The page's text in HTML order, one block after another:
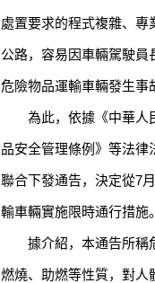
處置要求的程式複雜、
公路，容易因車輛駕駛
危險物品運輸車輛發生事
為此，依據《中華人民
品安全管理條例》等法
聯合下發通告，決定從7
輸車輛實施限時通行措施。
據介紹，本通告所稱危
燃燒、助燃等性質，對人